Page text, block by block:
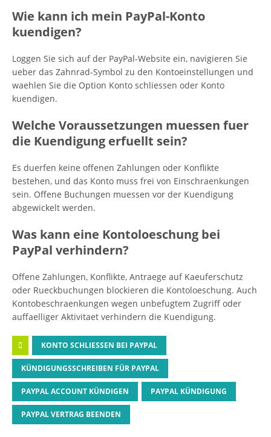
Wie kann ich mein PayPal-Konto
kuendigen?
Loggen Sie sich auf der PayPal-Website ein, navigieren Sie
ueber das Zahnrad-Symbol zu den Kontoeinstellungen und
waehlen Sie die Option Konto schliessen oder Konto
kuendigen.
Welche Voraussetzungen muessen fuer
die Kuendigung erfuellt sein?
Es duerfen keine offenen Zahlungen oder Konflikte
bestehen, und das Konto muss frei von Einschraenkungen
sein. Offene Buchungen muessen vor der Kuendigung
abgewickelt werden.
Was kann eine Kontoloeschung bei
PayPal verhindern?
Offene Zahlungen, Konflikte, Antraege auf Kaeuferschutz
oder Rueckbuchungen blockieren die Kontoloeschung. Auch
Kontobeschraenkungen wegen unbefugtem Zugriff oder
auffaelliger Aktivitaet verhindern die Kuendigung.
KONTO SCHLIESSEN BEI PAYPAL
KÜNDIGUNGSSCHREIBEN FÜR PAYPAL
PAYPAL ACCOUNT KÜNDIGEN PAYPAL KÜNDIGUNG
PAYPAL VERTRAG BEENDEN